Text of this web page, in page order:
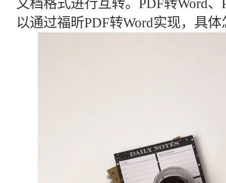
文档格式进行互转。PDF转Word
以通过福昕PDF转Word实现，具